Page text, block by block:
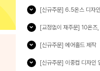
[신규주문] 6.5온스 디자
[교정없이 재주문] 10온즈,
[신규주문] 에어홀드 제작
[신규주문] 이중컵 디자인